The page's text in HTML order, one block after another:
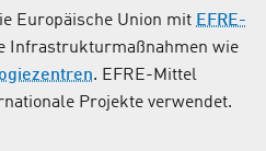
Europäische Union mit EFRE-
Infrastrukturmaßnahmen wie
. EFRE-Mittel
Projekte verwendet.